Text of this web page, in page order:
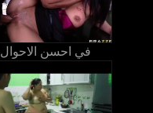
في احسن الاحوال